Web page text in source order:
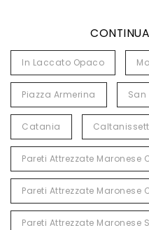
In Laccato Opaco
Piazza Armerina
Catania
Pareti Attrezzate Maronese
Pareti Attrezzate Maronese
Pareti Attrezzate Maronese